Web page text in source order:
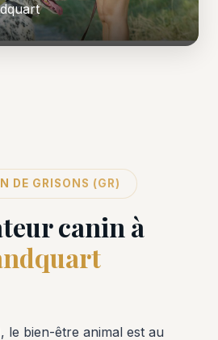
DE GRISONS (GR)
canin à
le bien-être animal est au